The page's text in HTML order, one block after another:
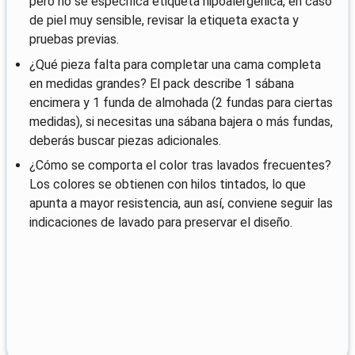
de piel muy sensible, revisar la etiqueta exacta y
pruebas previas.
¿Qué pieza falta para completar una cama completa
en medidas grandes? El pack describe 1 sábana
encimera y 1 funda de almohada (2 fundas para ciertas
medidas), si necesitas una sábana bajera o más fundas,
deberás buscar piezas adicionales.
¿Cómo se comporta el color tras lavados frecuentes?
Los colores se obtienen con hilos tintados, lo que
apunta a mayor resistencia, aun así, conviene seguir las
indicaciones de lavado para preservar el diseño.